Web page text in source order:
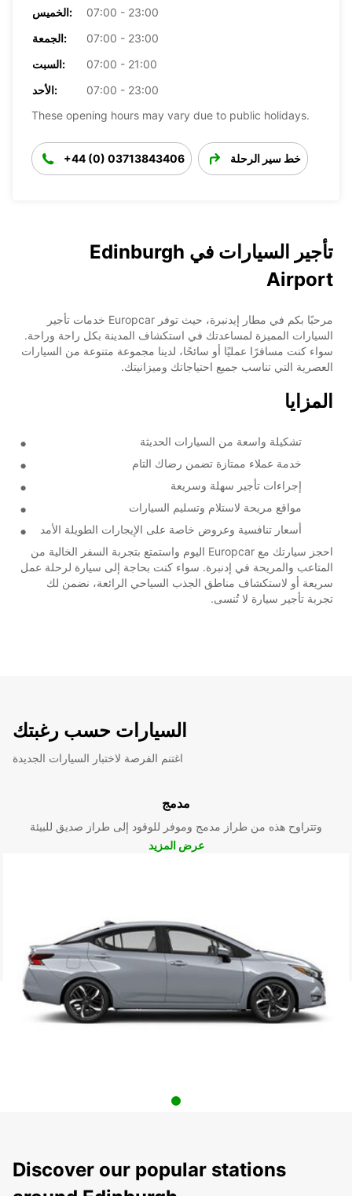
الخميس:
07:00 - 23:00
الجمعة:
07:00 - 23:00
السبت:
07:00 - 21:00
الأحد:
07:00 - 23:00
These opening hours may vary due to public holidays.
+44 (0) 03713843406 خط سير الرحلة
تأجير السيارات في Edinburgh
Airport
مرحبًا بكم في مطار إيدنبرة، حيث توفر Europcar خدمات تأجير
السيارات المميزة لمساعدتك في استكشاف المدينة بكل راحة وراحة.
سواء كنت مسافرًا عمليًا أو سائحًا، لدينا مجموعة متنوعة من السيارات
العصرية التي تناسب جميع احتياجاتك وميزانيتك.
المزايا
تشكيلة واسعة من السيارات الحديثة
خدمة عملاء ممتازة تضمن رضاك التام
إجراءات تأجير سهلة وسريعة
مواقع مريحة لاستلام وتسليم السيارات
أسعار تنافسية وعروض خاصة على الإيجارات الطويلة الأمد
احجز سيارتك مع Europcar اليوم واستمتع بتجربة السفر الخالية من
المتاعب والمريحة في إدنبرة. سواء كنت بحاجة إلى سيارة لرحلة عمل
سريعة أو لاستكشاف مناطق الجذب السياحي الرائعة، نضمن لك
تجربة تأجير سيارة لا تُنسى.
السيارات حسب رغبتك
اغتنم الفرصة لاختبار السيارات الجديدة
مدمج
وتتراوح هذه من طراز مدمج وموفر للوقود إلى طراز صديق للبيئة
عرض المزيد
Discover our popular stations